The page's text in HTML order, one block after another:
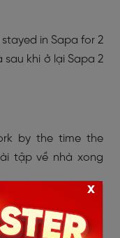
in Sapa for 2
sau khi ở lại Sapa 2
by the time the
tập về nhà xong
…..:Là cấu trúc
thành.
x